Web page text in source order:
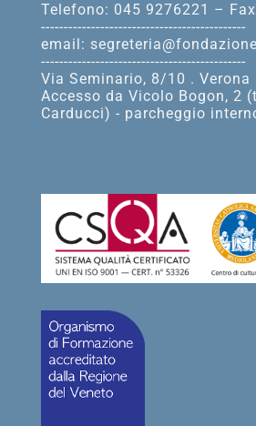
Telefono: 045 9276221 –
---------------------------------------------
email:
---------------------------------------------
Via Seminario, 8/10 . Verona
Accesso da Vicolo Bogon, 2
Carducci) - parcheggio